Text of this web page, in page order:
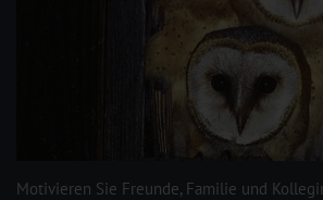
Motivieren Sie Freunde, Familie und